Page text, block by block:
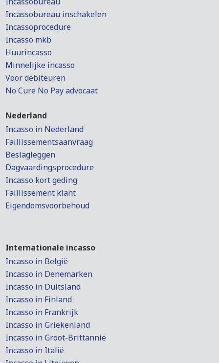
Incassobureau inschakelen
Incassoprocedure
Incasso mkb
Huurincasso
Minnelijke incasso
Voor debiteuren
No Cure No Pay advocaat
Nederland
Incasso in Nederland
Faillissementsaanvraag
Beslagleggen
Dagvaardingsprocedure
Incasso kort geding
Faillissement klant
Eigendomsvoorbehoud
Internationale incasso
Incasso in België
Incasso in Denemarken
Incasso in Duitsland
Incasso in Finland
Incasso in Frankrijk
Incasso in Griekenland
Incasso in Groot-Brittannië
Incasso in Italië